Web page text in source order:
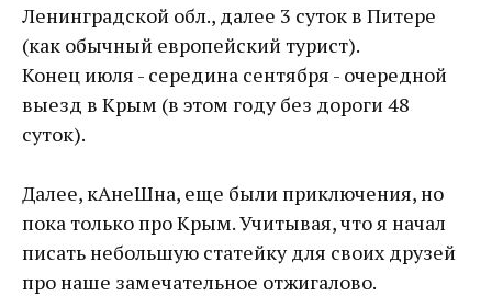
Ленинградской обл., далее 3 суток в Питере
(как обычный европейский турист).
Конец июля - середина сентября - очередной
выезд в Крым (в этом году без дороги 48
суток).
Далее, кАнеШна, еще были приключения, но
пока только про Крым. Учитывая, что я начал
писать небольшую статейку для своих друзей
про наше замечательное отжигалово.